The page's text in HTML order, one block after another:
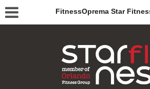
FitnessOprema Star